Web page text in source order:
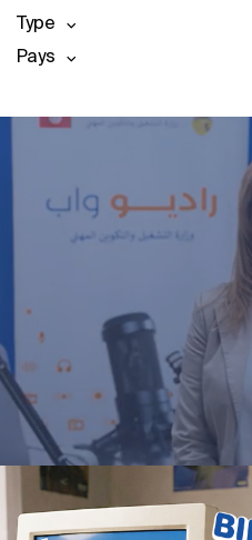
Type
Pays